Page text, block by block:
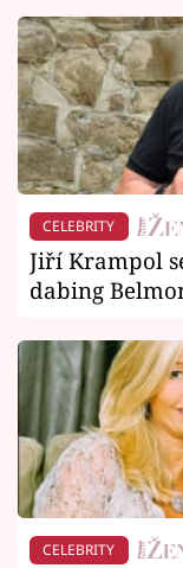
CELEBRITY
Jiří Krampol
dabing
CELEBRITY